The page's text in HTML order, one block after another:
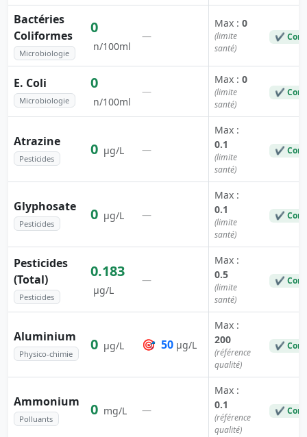
Bactéries
Coliformes
Microbiologie
0
n/100ml
—
Max : 0
(limite
santé)
✔
E. Coli
Microbiologie
0
n/100ml
—
Max : 0
(limite
santé)
✔
Atrazine
Pesticides
0 µg/L —
Max :
0.1
(limite
santé)
✔
Glyphosate
Pesticides
0 µg/L —
Max :
0.1
(limite
santé)
✔
Pesticides
(Total)
Pesticides
0.183
µg/L
—
Max :
0.5
(limite
santé)
✔
Aluminium
Physico-chimie
0 µg/L 🎯 50 µg/L
Max :
200
(référence
qualité)
✔
Ammonium
Polluants
0 mg/L —
Max :
0.1
(référence
qualité)
✔